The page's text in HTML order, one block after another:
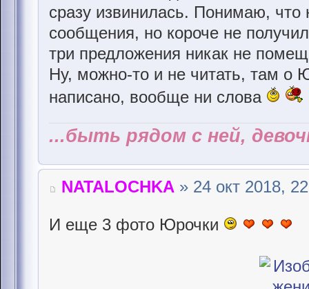
сразу извинилась. Понимаю,
сообщения, но короче не
три предложения никак не
Ну, можно-то и не читать, там о
написано, вообще ни слова
...быть рядом с ней,
NATALOCHKA » 24 окт 2018,
И еще 3 фото Юрочки